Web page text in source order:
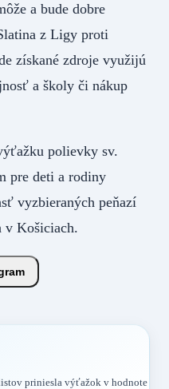
a bude dobre
z Ligy proti
získané zdroje využijú
a školy či nákup
polievky sv.
pre deti a rodiny
vyzbieraných peňazí
v Košiciach.
priniesla výťažok v hodnote